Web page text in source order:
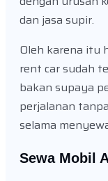
dan jasa supir.
Oleh karena itu
rent car sudah
bakan supaya
perjalanan
selama
Sewa Mobil